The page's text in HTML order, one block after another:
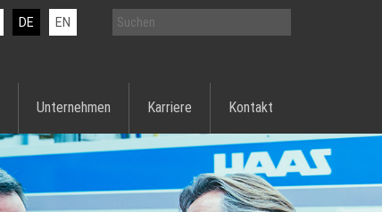
DE EN
Unternehmen Karriere Kontakt